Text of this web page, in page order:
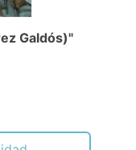
Galdós)"